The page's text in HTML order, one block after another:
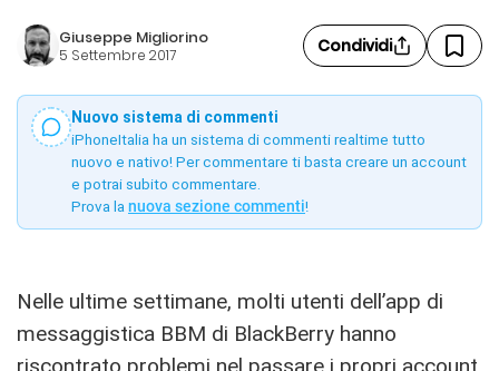
Giuseppe Migliorino
5 Settembre 2017 Condividi
Nuovo sistema di commenti
iPhoneItalia ha un sistema di commenti realtime tutto
nuovo e nativo! Per commentare ti basta creare un account
e potrai subito commentare.
Prova la nuova sezione commenti!
Nelle ultime settimane, molti utenti dell’app di
messaggistica BBM di BlackBerry hanno